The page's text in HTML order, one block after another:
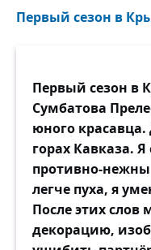
Первый сезон в
Первый сезон в
Сумбатова
юного
горах Кавказа.
противно-
легче пуха, я
После этих слов
декорацию,